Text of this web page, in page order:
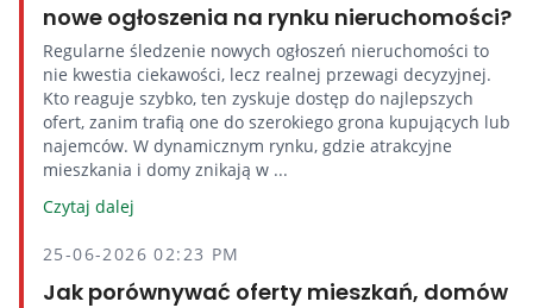
nowe ogłoszenia na rynku nieruchomości?
Regularne śledzenie nowych ogłoszeń nieruchomości to
nie kwestia ciekawości, lecz realnej przewagi decyzyjnej.
Kto reaguje szybko, ten zyskuje dostęp do najlepszych
ofert, zanim trafią one do szerokiego grona kupujących lub
najemców. W dynamicznym rynku, gdzie atrakcyjne
mieszkania i domy znikają w ...
Czytaj dalej
25-06-2026 02:23 PM
Jak porównywać oferty mieszkań, domów